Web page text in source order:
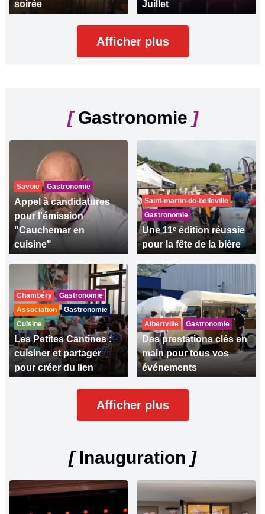
soirée
Juillet
Afficher plus
[Gastronomie ]
Savoie Gastronomie
Appel à candidatures
pour l'émission
"Cauchemar en
cuisine"
Saint-martin-de-belleville
Gastronomie
Une 11ᵉ édition réussie
pour la fête de la bière
Chambéry
Gastronomie
Association
Gastronomie
Cuisine
Les Petites Cantines :
cuisiner et partager
pour créer du lien
Albertville Gastronomie
Des prestations clés en
main pour tous vos
événements
Afficher plus
[Inauguration ]